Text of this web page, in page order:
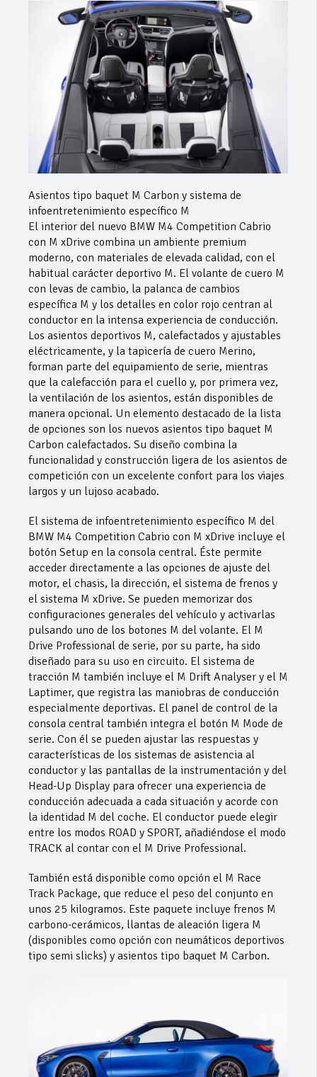
Asientos tipo baquet M Carbon y sistema de
infoentretenimiento específico M
El interior del nuevo BMW M4 Competition Cabrio
con M xDrive combina un ambiente premium
moderno, con materiales de elevada calidad, con el
habitual carácter deportivo M. El volante de cuero M
con levas de cambio, la palanca de cambios
específica M y los detalles en color rojo centran al
conductor en la intensa experiencia de conducción.
Los asientos deportivos M, calefactados y ajustables
eléctricamente, y la tapicería de cuero Merino,
forman parte del equipamiento de serie, mientras
que la calefacción para el cuello y, por primera vez,
la ventilación de los asientos, están disponibles de
manera opcional. Un elemento destacado de la lista
de opciones son los nuevos asientos tipo baquet M
Carbon calefactados. Su diseño combina la
funcionalidad y construcción ligera de los asientos de
competición con un excelente confort para los viajes
largos y un lujoso acabado.
El sistema de infoentretenimiento específico M del
BMW M4 Competition Cabrio con M xDrive incluye el
botón Setup en la consola central. Éste permite
acceder directamente a las opciones de ajuste del
motor, el chasis, la dirección, el sistema de frenos y
el sistema M xDrive. Se pueden memorizar dos
configuraciones generales del vehículo y activarlas
pulsando uno de los botones M del volante. El M
Drive Professional de serie, por su parte, ha sido
diseñado para su uso en circuito. El sistema de
tracción M también incluye el M Drift Analyser y el M
Laptimer, que registra las maniobras de conducción
especialmente deportivas. El panel de control de la
consola central también integra el botón M Mode de
serie. Con él se pueden ajustar las respuestas y
características de los sistemas de asistencia al
conductor y las pantallas de la instrumentación y del
Head-Up Display para ofrecer una experiencia de
conducción adecuada a cada situación y acorde con
la identidad M del coche. El conductor puede elegir
entre los modos ROAD y SPORT, añadiéndose el modo
TRACK al contar con el M Drive Professional.
También está disponible como opción el M Race
Track Package, que reduce el peso del conjunto en
unos 25 kilogramos. Este paquete incluye frenos M
carbono-cerámicos, llantas de aleación ligera M
(disponibles como opción con neumáticos deportivos
tipo semi slicks) y asientos tipo baquet M Carbon.